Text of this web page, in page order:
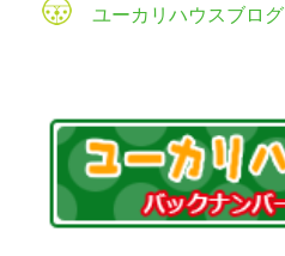
ユーカリハウスブログ